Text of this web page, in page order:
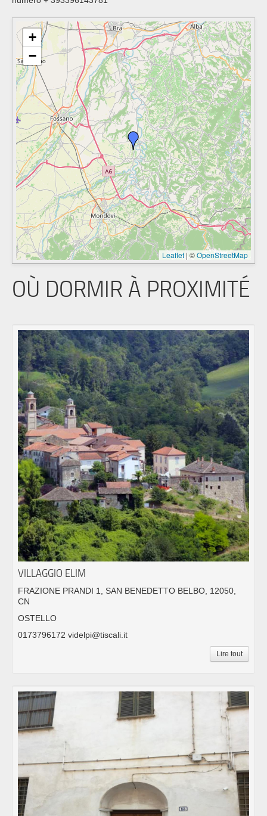
+
−
Leaflet | ©OpenStreetMap
OÙ DORMIR À PROXIMITÉ
VILLAGGIO ELIM
FRAZIONE PRANDI 1, SAN BENEDETTO BELBO, 12050,
CN
OSTELLO
0173796172 videlpi@tiscali.it
Lire tout